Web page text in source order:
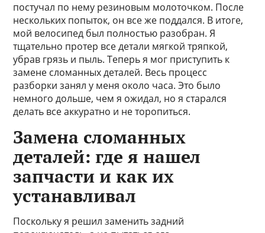
постучал по нему резиновым молоточком. После
нескольких попыток, он все же поддался. В итоге,
мой велосипед был полностью разобран. Я
тщательно протер все детали мягкой тряпкой,
убрав грязь и пыль. Теперь я мог приступить к
замене сломанных деталей. Весь процесс
разборки занял у меня около часа. Это было
немного дольше, чем я ожидал, но я старался
делать все аккуратно и не торопиться.
Замена сломанных
деталей: где я нашел
запчасти и как их
устанавливал
Поскольку я решил заменить задний